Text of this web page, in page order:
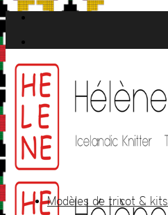
Passer
au
contenu
Modèles de tricot & kits